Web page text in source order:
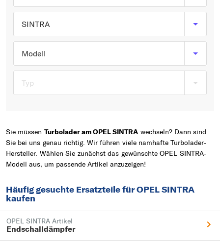
SINTRA
Modell
Typ
Sie müssen Turbolader am OPEL SINTRA wechseln? Dann sind
Sie bei uns genau richtig. Wir führen viele namhafte Turbolader-
Hersteller. Wählen Sie zunächst das gewünschte OPEL SINTRA-
Modell aus, um passende Artikel anzuzeigen!
Häufig gesuchte Ersatzteile für OPEL SINTRA
kaufen
OPEL SINTRA Artikel
Endschalldämpfer